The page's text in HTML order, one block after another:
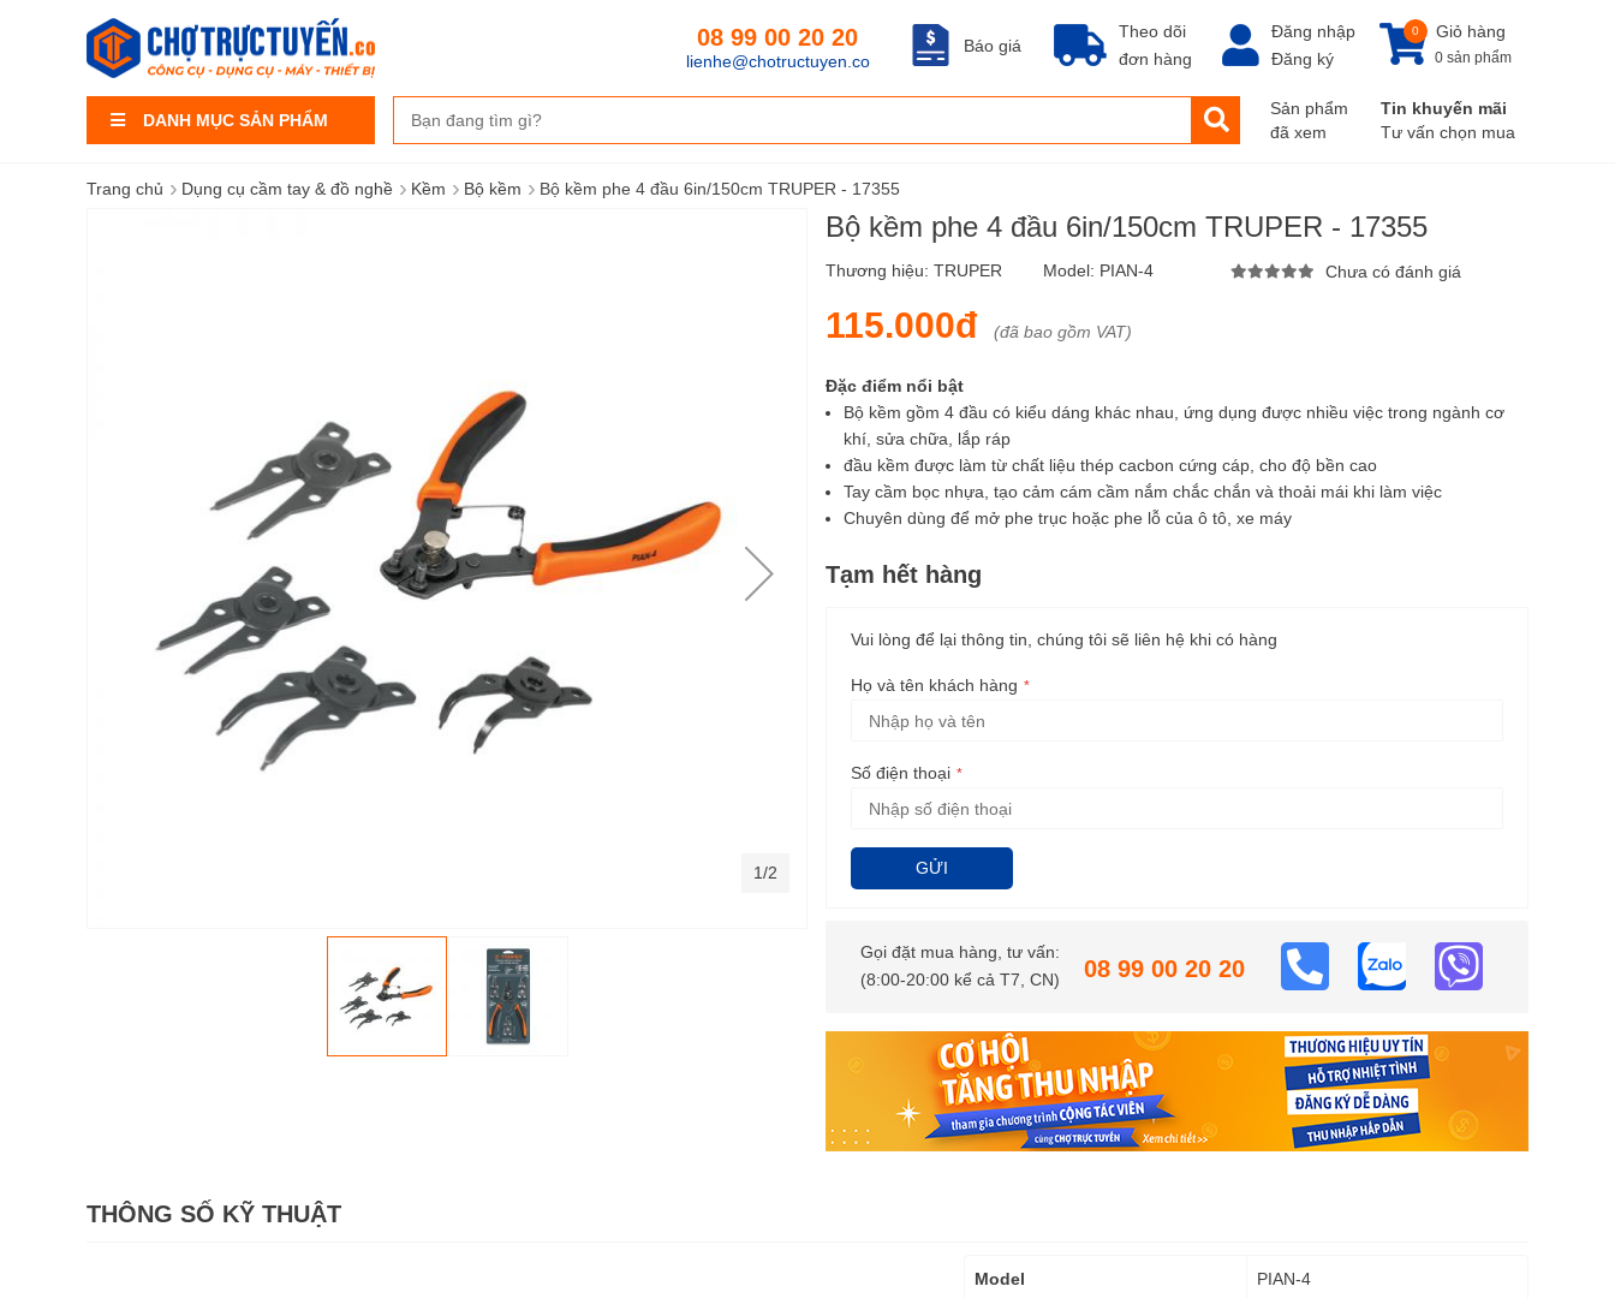
DANH MỤC SẢN PHẨM
Theo dõi
đơn hàng
Báo giá
08 99 00 20 20
lienhe@chotructuyen.co
Đăng nhập
Đăng ký
Giỏ hàng
0
0 sản phẩm
Sản phẩm
đã xem
Tin khuyến mãi
Tư vấn chọn mua
Trang chủ › Dụng cụ cầm tay & đồ nghề › Kềm › Bộ kềm › Bộ kềm phe 4 đầu 6in/150cm TRUPER - 17355
Bộ kềm phe 4 đầu 6in/150cm TRUPER - 17355
Thương hiệu: TRUPER Model: PIAN-4 Chưa có đánh giá
115.000đ (đã bao gồm VAT)
Đặc điểm nổi bật
Bộ kềm gồm 4 đầu có kiểu dáng khác nhau, ứng dụng được nhiều việc trong ngành cơ
khí, sửa chữa, lắp ráp
đầu kềm được làm từ chất liệu thép cacbon cứng cáp, cho độ bền cao
Tay cầm bọc nhựa, tạo cảm cám cầm nắm chắc chắn và thoải mái khi làm việc
Chuyên dùng để mở phe trục hoặc phe lỗ của ô tô, xe máy
Tạm hết hàng
Vui lòng để lại thông tin, chúng tôi sẽ liên hệ khi có hàng
Họ và tên khách hàng
Số điện thoại
GỬI
Gọi đặt mua hàng, tư vấn:
(8:00-20:00 kể cả T7, CN)
08 99 00 20 20
1/2
THÔNG SỐ KỸ THUẬT
Thông
Model PIAN-4